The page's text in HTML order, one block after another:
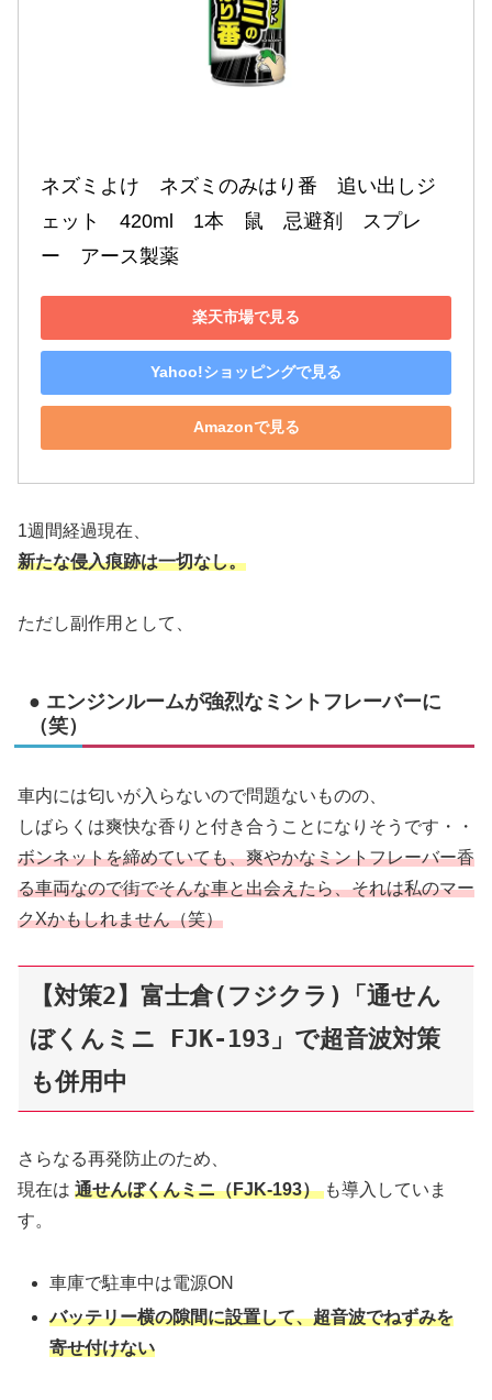
ネズミよけ　ネズミのみはり番　追い出しジ
ェット　420ml　1本　鼠　忌避剤　スプレ
ー　アース製薬
楽天市場で見る
Yahoo!ショッピングで見る
Amazonで見る
1週間経過現在、
新たな侵入痕跡は一切なし。
ただし副作用として、
● エンジンルームが強烈なミントフレーバーに
（笑）
車内には匂いが入らないので問題ないものの、
しばらくは爽快な香りと付き合うことになりそうです・・
ボンネットを締めていても、爽やかなミントフレーバー香
る車両なので街でそんな車と出会えたら、それは私のマー
クXかもしれません（笑）
【対策2】富士倉(フジクラ)「通せん
ぼくんミニ FJK-193」で超音波対策
も併用中
さらなる再発防止のため、
現在は 通せんぼくんミニ（FJK-193） も導入していま
す。
車庫で駐車中は電源ON
バッテリー横の隙間に設置して、超音波でねずみを
寄せ付けない